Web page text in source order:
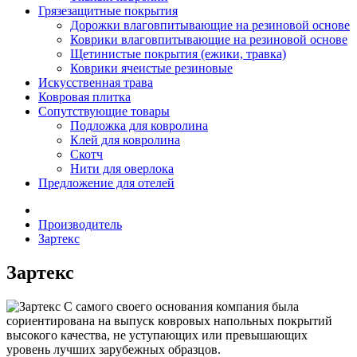
Грязезащитные покрытия
Дорожки влаговпитывающие на резиновой основе
Коврики влаговпитывающие на резиновой основе
Щетинистые покрытия (ежики, травка)
Коврики ячеистые резиновые
Искусственная трава
Ковровая плитка
Сопутствующие товары
Подложка для ковролина
Клей для ковролина
Скотч
Нити для оверлока
Предложение для отелей
Производитель
Зартекс
Зартекс
С самого своего основания компания была
сориентирована на выпуск ковровых напольных покрытий
высокого качества, не уступающих или превышающих
уровень лучших зарубежных образцов.